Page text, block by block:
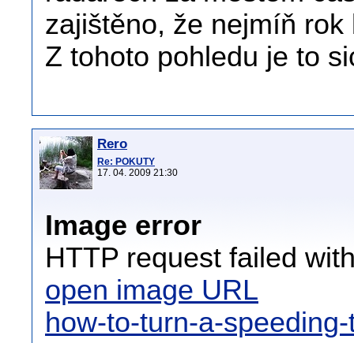
zajištěno, že nejmíň
Z tohoto pohledu je to
Rero
Re: POKUTY
17. 04. 2009 21:30
Image error
HTTP request failed
open image URL
how-to-turn-a-